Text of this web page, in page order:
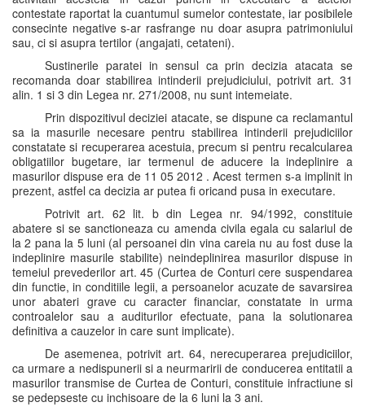
contestate raportat la cuantumul sumelor contestate, iar posibilele
consecinte negative s-ar rasfrange nu doar asupra patrimoniului
sau, ci si asupra tertilor (angajati, cetateni).
Sustinerile paratei in sensul ca prin decizia atacata se
recomanda doar stabilirea intinderii prejudiciului, potrivit art. 31
alin. 1 si 3 din Legea nr. 271/2008, nu sunt intemeiate.
Prin dispozitivul deciziei atacate, se dispune ca reclamantul
sa ia masurile necesare pentru stabilirea intinderii prejudiciilor
constatate si recuperarea acestuia, precum si pentru recalcularea
obligatiilor bugetare, iar termenul de aducere la indeplinire a
masurilor dispuse era de 11 05 2012 . Acest termen s-a implinit in
prezent, astfel ca decizia ar putea fi oricand pusa in executare.
Potrivit art. 62 lit. b din Legea nr. 94/1992, constituie
abatere si se sanctioneaza cu amenda civila egala cu salariul de
la 2 pana la 5 luni (al persoanei din vina careia nu au fost duse la
indeplinire masurile stabilite) neindeplinirea masurilor dispuse in
temeiul prevederilor art. 45 (Curtea de Conturi cere suspendarea
din functie, in conditiile legii, a persoanelor acuzate de savarsirea
unor abateri grave cu caracter financiar, constatate in urma
controalelor sau a auditurilor efectuate, pana la solutionarea
definitiva a cauzelor in care sunt implicate).
De asemenea, potrivit art. 64, nerecuperarea prejudiciilor,
ca urmare a nedispunerii si a neurmaririi de conducerea entitatii a
masurilor transmise de Curtea de Conturi, constituie infractiune si
se pedepseste cu inchisoare de la 6 luni la 3 ani.